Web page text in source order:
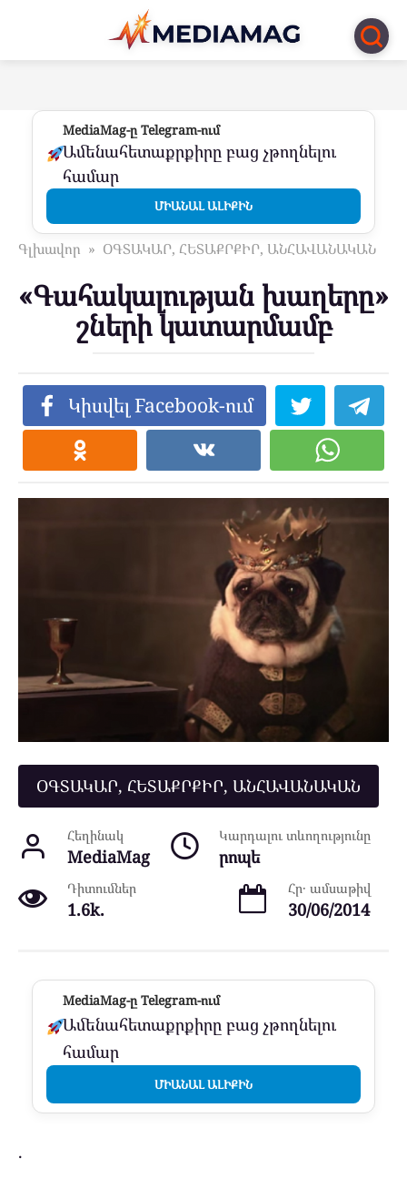
Перейти
контенту
MediaMag-ը Telegram-ում
Ամենահետաքրքիրը բաց չթողնելու
համար
ՄԻԱՆԱԼ ԱԼԻՔԻՆ
Գլխավոր » ՕԳՏԱԿԱՐ, ՀԵՏԱՔՐՔԻՐ, ԱՆՀԱՎԱՆԱԿԱՆ
«Գահակալության խաղերը»
շների կատարմամբ
Կիսվել Facebook-ում
ՕԳՏԱԿԱՐ, ՀԵՏԱՔՐՔԻՐ, ԱՆՀԱՎԱՆԱԿԱՆ
Հեղինակ
MediaMag
Կարդալու տևողությունը
րոպե
Դիտումներ
1.6k.
Հր․ ամսաթիվ
30/06/2014
MediaMag-ը Telegram-ում
Ամենահետաքրքիրը բաց չթողնելու
համար
ՄԻԱՆԱԼ ԱԼԻՔԻՆ
.